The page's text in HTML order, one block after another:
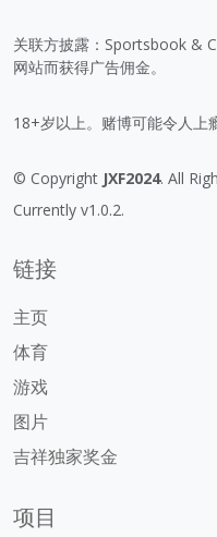
关联方披露：Sportsbook &
网站而获得广告佣金。
18+岁以上。赌博可能令人上
© Copyright JXF2024. All
Currently v1.0.2.
链接
主页
体育
游戏
图片
吉祥独家奖金
项目